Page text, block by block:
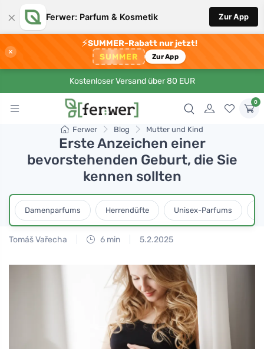
× Ferwer: Parfum & Kosmetik Zur App
×
⚡SUMMER-Rabatt nur jetzt!
SUMMER Zur App
Kostenloser Versand über 80 EUR
0
Ferwer Blog Mutter und Kind
Erste Anzeichen einer
bevorstehenden Geburt, die Sie
kennen sollten
Damenparfums Herrendüfte Unisex-Parfums
Tomáš Vařecha 6 min 5.2.2025